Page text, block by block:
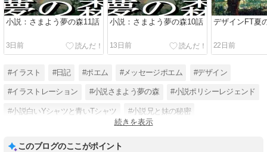
小説：さまよう夢の森11話
3日前
小説：さまよう夢の森10話
13日前
デザインFT夏
22日前
#イラスト #日記 #ポエム #メッセージポエム #デザイン
#イラストレーション #小説さまよう夢の森 #小説ポリシーレジェンド
#小説白いYシャツと青いTシャツ #小説兄と妹の秘密
続きを表示
このブログのここがポイント